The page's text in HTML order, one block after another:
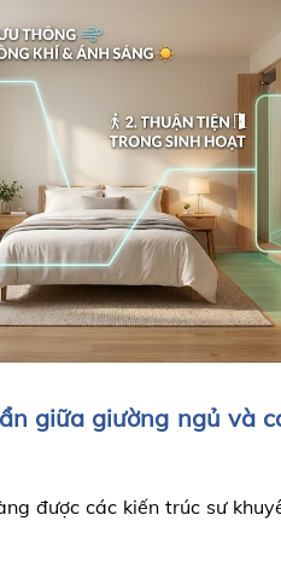
giữa giường ngủ và
được các kiến trúc sư